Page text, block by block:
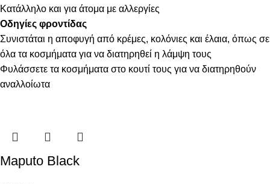
Κατάλληλο και για άτομα με αλλεργίες
Οδηγίες φροντίδας
Συνιστάται η αποφυγή από κρέμες, κολόνιες και έλαια, όπως σε
όλα τα κοσμήματα για να διατηρηθεί η λάμψη τους
Φυλάσσετε τα κοσμήματα στο κουτί τους για να διατηρηθούν
αναλλοίωτα
Maputo Black